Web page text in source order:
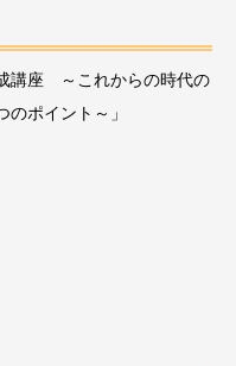
講座 ～これからの時代の
ポイント～」